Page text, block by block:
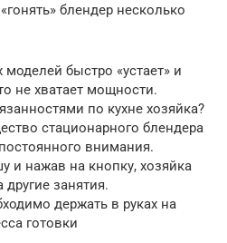
блендер несколько
быстро «устает» и
не хватает мощности.
по кухне хозяйка?
стационарного блендера
внимания.
и нажав на кнопку, хозяйка
занятия.
держать в руках на
готовки